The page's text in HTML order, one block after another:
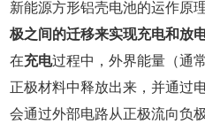
新能源方形铝壳电池的运作原
极之间的迁移来实现充电和放电
在充电过程中，外界能量（通
正极材料中释放出来，并通过
会通过外部电路从正极流向负